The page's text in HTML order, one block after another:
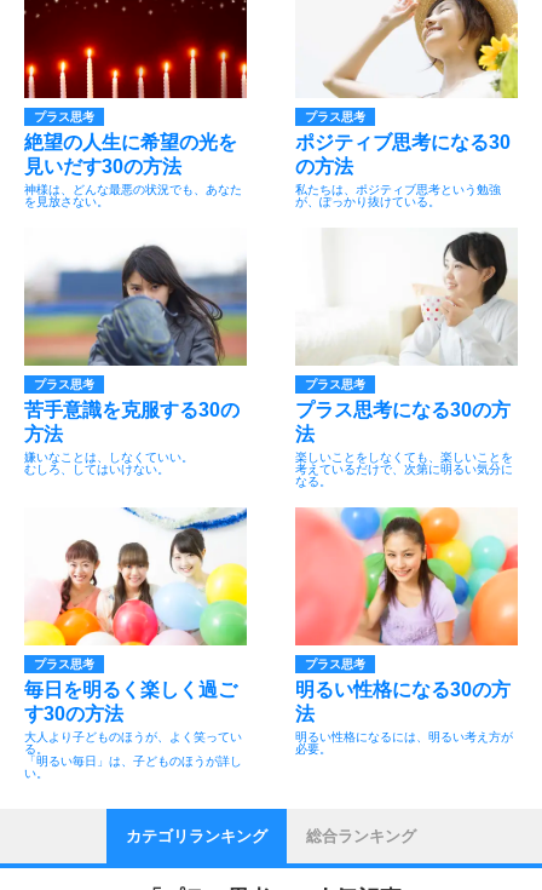
プラス思考
絶望の人生に希望の光を
見いだす30の方法
神様は、どんな最悪の状況でも、あなた
を見放さない。
プラス思考
ポジティブ思考になる30
の方法
私たちは、ポジティブ思考という勉強
が、ぽっかり抜けている。
プラス思考
苦手意識を克服する30の
方法
嫌いなことは、しなくていい。
むしろ、してはいけない。
プラス思考
プラス思考になる30の方
法
楽しいことをしなくても、楽しいことを
考えているだけで、次第に明るい気分に
なる。
プラス思考
毎日を明るく楽しく過ご
す30の方法
大人より子どものほうが、よく笑ってい
る。
「明るい毎日」は、子どものほうが詳し
い。
プラス思考
明るい性格になる30の方
法
明るい性格になるには、明るい考え方が
必要。
カテゴリランキング 総合ランキング